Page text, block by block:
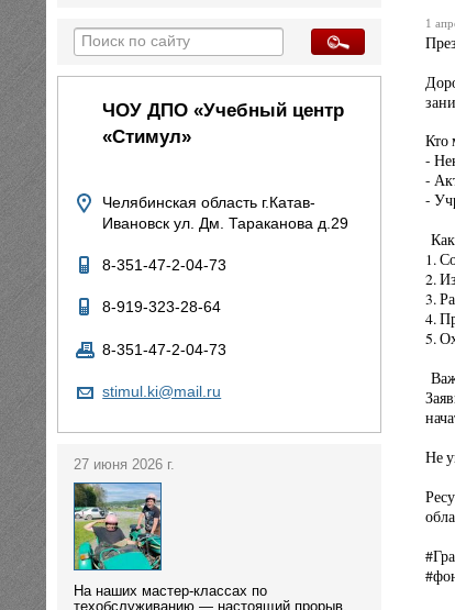
ЧОУ ДПО «Учебный центр
«Стимул»
Челябинская область г.Катав-
Ивановск ул. Дм. Тараканова д.29
8-351-47-2-04-73
8-919-323-28-64
8-351-47-2-04-73
stimul.ki@mail.ru
27 июня 2026 г.
На наших мастер-классах по
1
Кто
-
-
-
1.
2.
3.
4.
5.
Не